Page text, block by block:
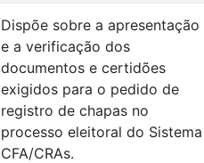
Dispõe sobre a apresentação
e a verificação dos
documentos e certidões
exigidos para o pedido de
registro de chapas no
processo eleitoral do Sistema
CFA/CRAs.